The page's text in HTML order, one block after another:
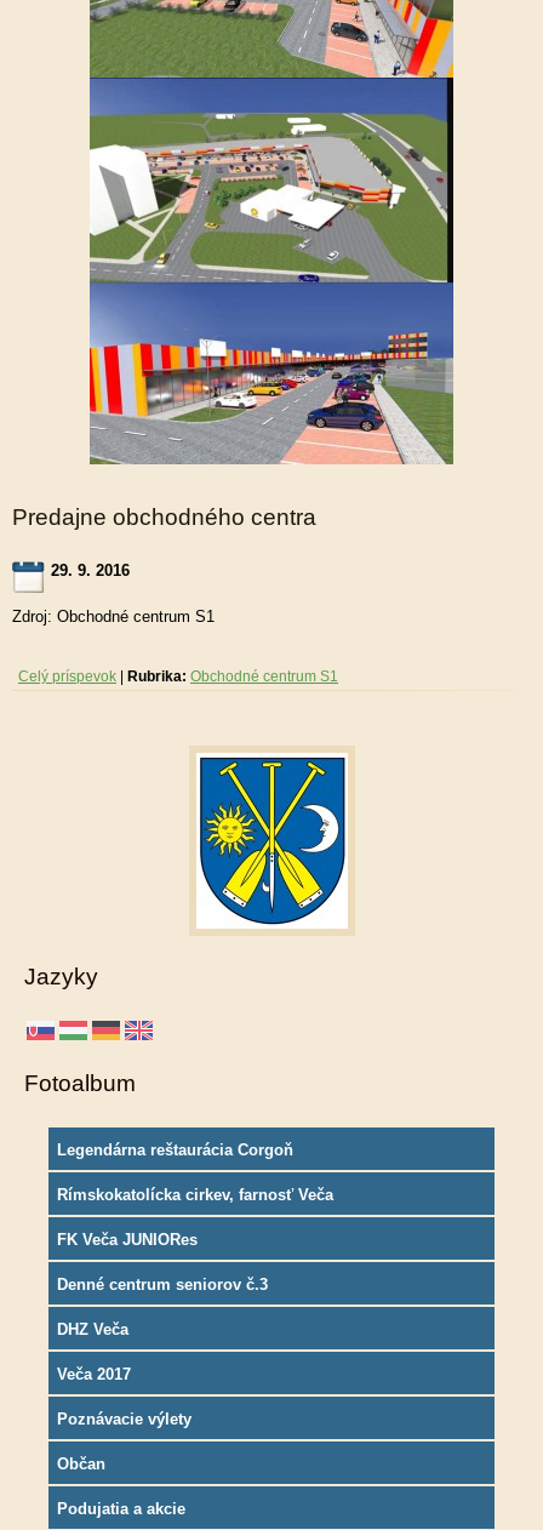
Predajne obchodného centra
29. 9. 2016
Zdroj: Obchodné centrum S1
Celý príspevok Rubrika: Obchodné centrum S1
Jazyky
Fotoalbum
Legendárna reštaurácia Corgoň
Rímskokatolícka cirkev, farnosť Veča
FK Veča JUNIORes
Denné centrum seniorov č.3
DHZ Veča
Veča 2017
Poznávacie výlety
Občan
Podujatia a akcie